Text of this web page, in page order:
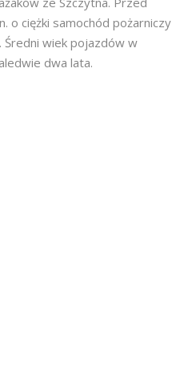
o ciężki samochód pożarniczy
Średni wiek pojazdów w
dwa lata.